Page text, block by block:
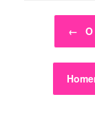
Post navigation
←